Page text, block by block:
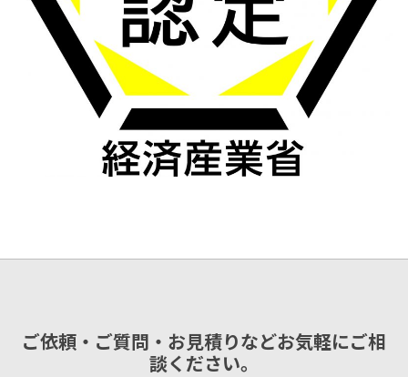
ご依頼・ご質問・お見積りなどお気軽にご相
談ください。